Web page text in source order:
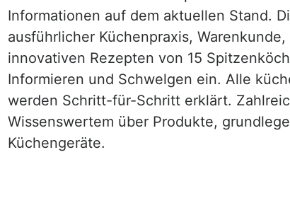
Informationen auf dem aktuellen Stand.
ausführlicher Küchenpraxis,
innovativen Rezepten von 15
Informieren und Schwelgen ein. Alle
werden Schritt-für-Schritt erklärt.
Wissenswertem über Produkte,
Küchengeräte.